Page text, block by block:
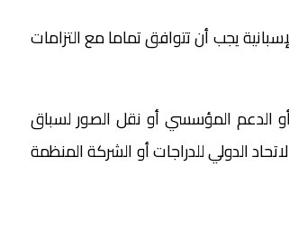
يجب أن تتوافق تماما مع التزامات
الدعم المؤسسي أو نقل الصور لسباق
الدولي للدراجات أو الشركة المنظمة